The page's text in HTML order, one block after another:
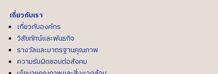
เกี่ยวกับเรา
เกี่ยวกับองค์กร
วิสัยทัศน์และพันธกิจ
รางวัลและมาตรฐานคุณภาพ
ความรับผิดชอบต่อสังคม